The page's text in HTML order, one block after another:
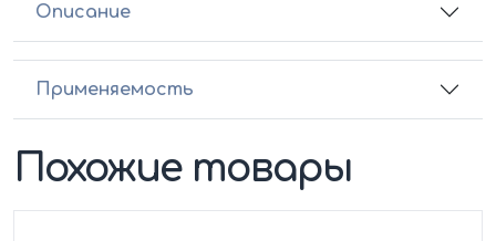
Описание
Применяемость
Похожие товары